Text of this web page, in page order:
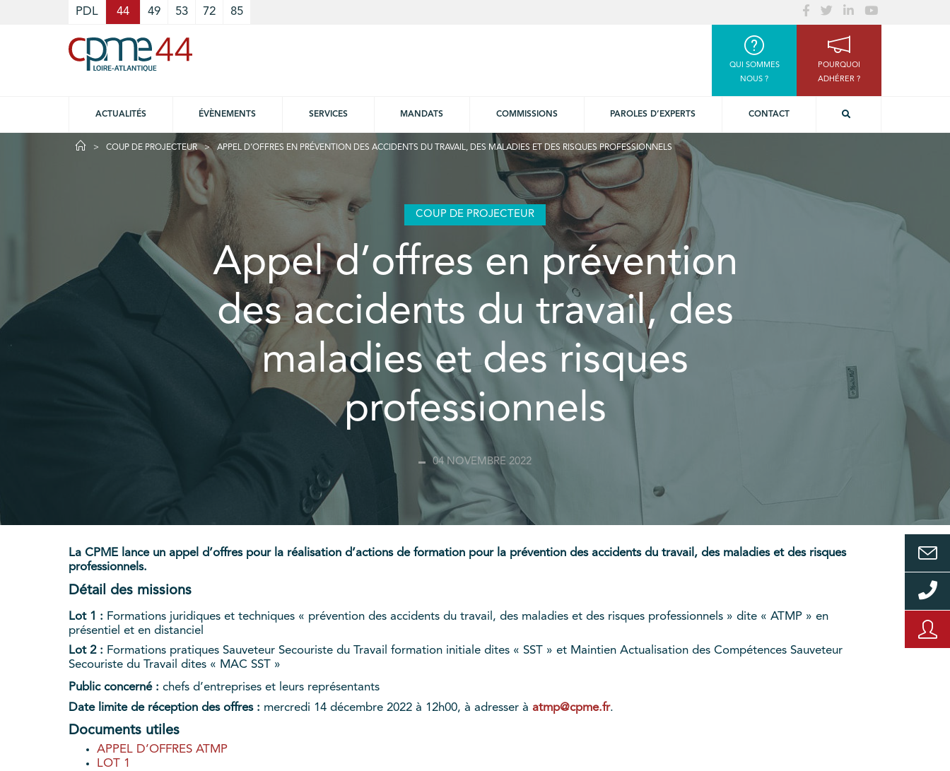
PDL 44 49 53 72 85
QUI SOMMES
NOUS ?
POURQUOI
ADHÉRER ?
ACTUALITÉS ÉVÈNEMENTS SERVICES MANDATS COMMISSIONS PAROLES D’EXPERTS CONTACT
COUP DE PROJECTEUR APPEL D’OFFRES EN PRÉVENTION DES ACCIDENTS DU TRAVAIL, DES MALADIES ET DES RISQUES PROFESSIONNELS
COUP DE PROJECTEUR
Appel d’offres en prévention
des accidents du travail, des
maladies et des risques
professionnels
04 NOVEMBRE 2022
La CPME lance un appel d’offres pour la réalisation d’actions de formation pour la prévention des accidents du travail, des maladies et des risques
professionnels.
Détail des missions
Lot 1 : Formations juridiques et techniques « prévention des accidents du travail, des maladies et des risques professionnels » dite « ATMP » en
présentiel et en distanciel
Lot 2 : Formations pratiques Sauveteur Secouriste du Travail formation initiale dites « SST » et Maintien Actualisation des Compétences Sauveteur
Secouriste du Travail dites « MAC SST »
Public concerné : chefs d’entreprises et leurs représentants
Date limite de réception des offres : mercredi 14 décembre 2022 à 12h00, à adresser à atmp@cpme.fr.
Documents utiles
APPEL D’OFFRES ATMP
LOT 1
Cookies management panel